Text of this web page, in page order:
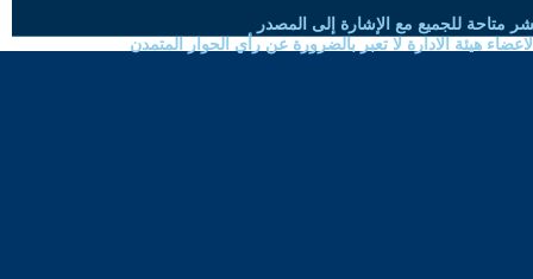
متاحة للجميع مع الإشارة إلى المصدر
هيئة الادارة لا تعبر بالضرورة عن رأي الحوار المتمدن